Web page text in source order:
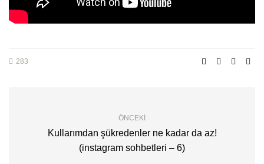
283
ÖNCEKI
Kullarımdan şükredenler ne kadar da az!
(instagram sohbetleri – 6)